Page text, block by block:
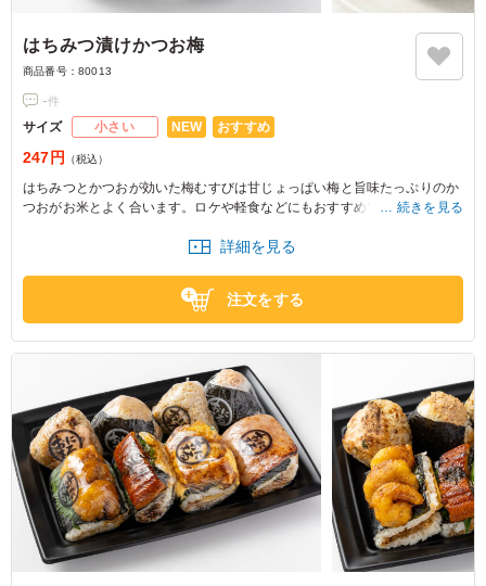
はちみつ漬けかつお梅
商品番号： 80013
-件
サイズ 小さい NEW おすすめ
247円 （税込）
はちみつとかつおが効いた梅むすびは甘じょっぱい梅と旨味たっぷりのか
つおがお米とよく合います。ロケや軽食などにもおすすめです。
※おにぎりの個数によって容器サイズが変わるため、容器サイズにつきま
続きを見る
詳細を見る
注文をする